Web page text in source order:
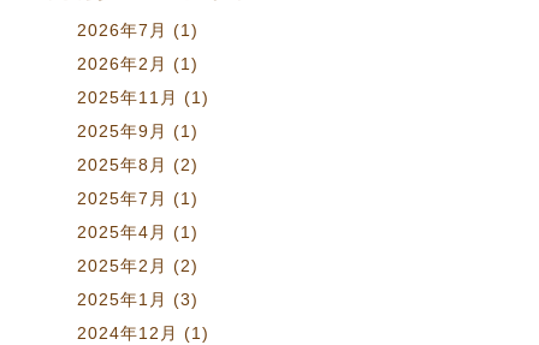
2026年7月 (1)
2026年2月 (1)
2025年11月 (1)
2025年9月 (1)
2025年8月 (2)
2025年7月 (1)
2025年4月 (1)
2025年2月 (2)
2025年1月 (3)
2024年12月 (1)